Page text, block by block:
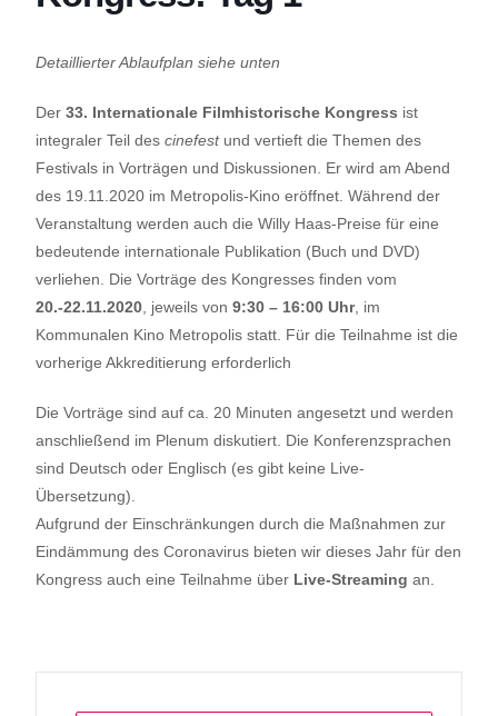
Detaillierter Ablaufplan siehe unten
Der33. Internationale Filmhistorische Kongress ist
integraler Teil descinefestund vertieft die Themen des
Festivals in Vorträgen und Diskussionen. Er wird am Abend
des 19.11.2020 im Metropolis-Kino eröffnet. Während der
Veranstaltung werden auch die Willy Haas-Preise für eine
bedeutende internationale Publikation (Buch und DVD)
verliehen. Die Vorträge des Kongresses finden vom
20.-22.11.2020 , jeweils von9:30 – 16:00 Uhr, im
Kommunalen Kino Metropolis statt. Für die Teilnahme ist die
vorherige Akkreditierung erforderlich
Die Vorträge sind auf ca. 20 Minuten angesetzt und werden
anschließend im Plenum diskutiert. Die Konferenzsprachen
sind Deutsch oder Englisch (es gibt keine Live-
Übersetzung).
Aufgrund der Einschränkungen durch die Maßnahmen zur
Eindämmung des Coronavirus bieten wir dieses Jahr für den
Kongress auch eine Teilnahme über Live-Streaming an.